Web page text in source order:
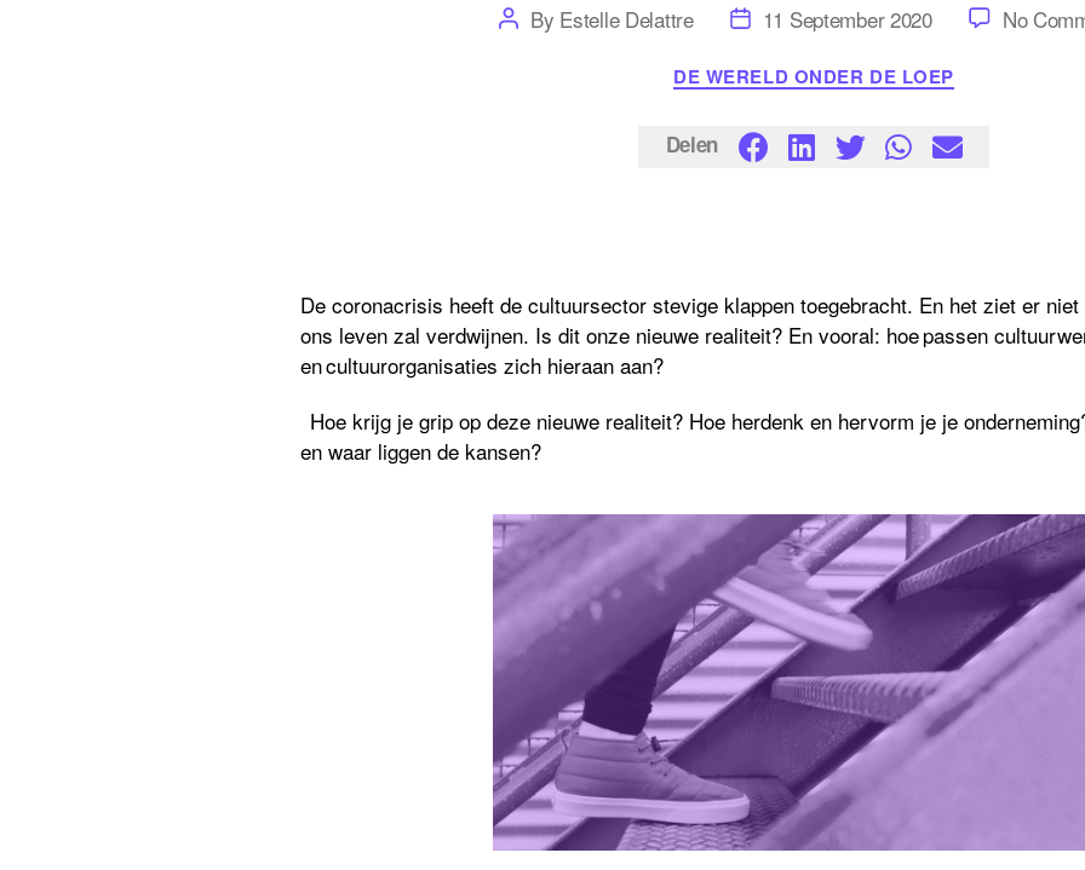
Post
author
By Estelle Delattre Post
date
11 September 2020 No
Categories
DE WERELD ONDER DE LOEP
Delen
De coronacrisis heeft de cultuursector stevige klappen toegebracht. En het ziet er
ons leven zal verdwijnen. Is dit onze nieuwe realiteit? En vooral: hoe passen
en cultuurorganisaties zich hieraan aan?
Hoe krijg je grip op deze nieuwe realiteit? Hoe herdenk en hervorm je je
en waar liggen de kansen?